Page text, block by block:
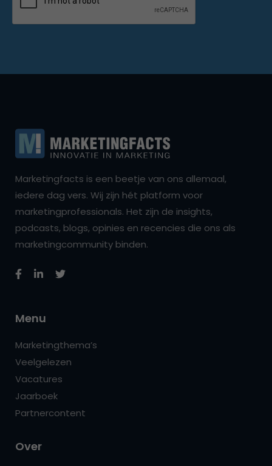
Marketingfacts is een beetje van ons allemaal,
iedere dag vers. Wij zijn hét platform voor
marketingprofessionals. Het zijn de insights,
podcasts, blogs, opinies en recencies die ons als
marketingcommunity binden.
Menu
Marketingthema’s
Veelgelezen
Vacatures
Jaarboek
Partnercontent
Over